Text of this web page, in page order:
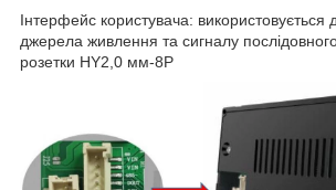
Інтерфейс користувача: використовується
джерела живлення та сигналу
розетки HY2,0 мм-8P